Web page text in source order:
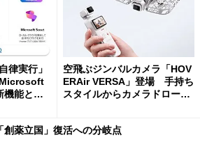
律実行」
能とエ
空飛ぶジンバルカメラ「HOV
ERAir VERSA」登場 手持ち
スタイルからカメラドローン
「創薬立国」復活への分岐点